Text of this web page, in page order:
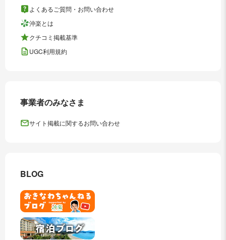
よくあるご質問・お問い合わせ
沖楽とは
クチコミ掲載基準
UGC利用規約
事業者のみなさま
サイト掲載に関するお問い合わせ
BLOG